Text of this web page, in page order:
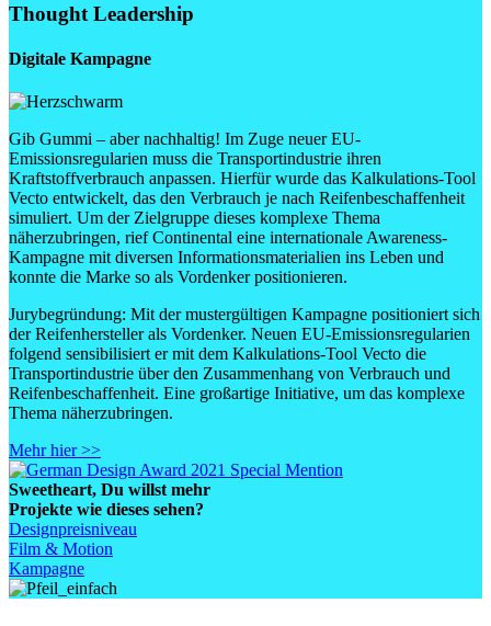
Thought Leadership
Digitale Kampagne
Gib Gummi – aber nachhaltig! Im Zuge neuer EU-
Emissionsregularien muss die Transportindustrie ihren
Kraftstoffverbrauch anpassen. Hierfür wurde das Kalkulations-Tool
Vecto entwickelt, das den Verbrauch je nach Reifenbeschaffenheit
simuliert. Um der Zielgruppe dieses komplexe Thema
näherzubringen, rief Continental eine internationale Awareness-
Kampagne mit diversen Informationsmaterialien ins Leben und
konnte die Marke so als Vordenker positionieren.
Jurybegründung: Mit der mustergültigen Kampagne positioniert sich
der Reifenhersteller als Vordenker. Neuen EU-Emissionsregularien
folgend sensibilisiert er mit dem Kalkulations-Tool Vecto die
Transportindustrie über den Zusammenhang von Verbrauch und
Reifenbeschaffenheit. Eine großartige Initiative, um das komplexe
Thema näherzubringen.
Mehr hier >>
Sweetheart, Du willst mehr
Projekte wie dieses sehen?
Designpreisniveau
Film & Motion
Kampagne